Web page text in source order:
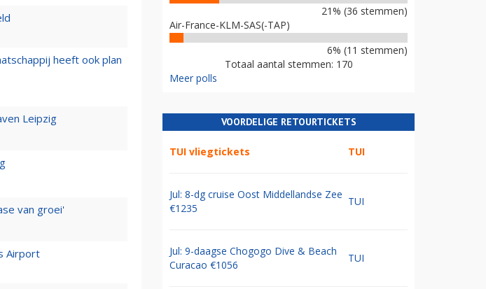
heeft ook plan
Leipzig
van groei'
Airport
21% (36 stemmen)
Air-France-KLM-SAS(-TAP)
6% (11 stemmen)
Totaal aantal stemmen: 170
Meer polls
VOORDELIGE RETOURTICKETS
TUI vliegtickets TUI
Jul: 8-dg cruise Oost Middellandse Zee
€1235
TUI
Jul: 9-daagse Chogogo Dive & Beach
Curacao €1056
TUI